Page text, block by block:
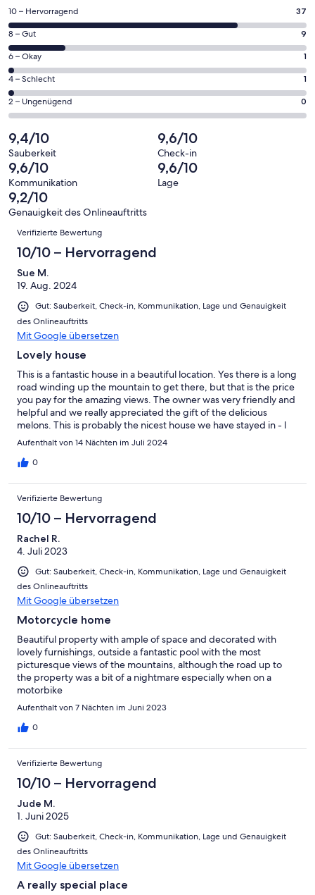
einem
neuen
Fenster
geöffnet
37
von
insgesamt
48
Gästebewertungen
haben
eine
Bewertung
von
10
-
Hervorragend
10 – Hervorragend 37
9
von
insgesamt
48
Gästebewertungen
haben
Bewertung
von
8
-
Gut
8 – Gut 9
1
von
insgesamt
48
Gästebewertungen
haben
eine
Bewertung
von
6
-
Okay
6 – Okay 1
1
von
insgesamt
Gästebewertungen
haben
eine
Bewertung
von
4
Schlecht
4 – Schlecht 1
0
von
insgesamt
48
Gästebewertungen
haben
eine
Bewertung
Ungenügend
2 – Ungenügend 0
9,4/10
Sauberkeit
9,6/10
Check-in
9,6/10
Kommunikation
9,6/10
Lage
9,2/10
Genauigkeit des Onlineauftritts
Bewertungen
Verifizierte Bewertung
10/10 – Hervorragend
Sue M.
19. Aug. 2024
Gut: Sauberkeit, Check-in, Kommunikation, Lage und Genauigkeit
des Onlineauftritts
Mit Google übersetzen
Lovely house
This is a fantastic house in a beautiful location. Yes there is a long
road winding up the mountain to get there, but that is the price
you pay for the amazing views. The owner was very friendly and
helpful and we really appreciated the gift of the delicious
melons. This is probably the nicest house we have stayed in - I
totally recommend it
Aufenthalt von 14 Nächten im Juli 2024
0
Verifizierte Bewertung
10/10 – Hervorragend
Rachel R.
4. Juli 2023
Gut: Sauberkeit, Check-in, Kommunikation, Lage und Genauigkeit
des Onlineauftritts
Mit Google übersetzen
Motorcycle home
Beautiful property with ample of space and decorated with
lovely furnishings, outside a fantastic pool with the most
picturesque views of the mountains, although the road up to
the property was a bit of a nightmare especially when on a
motorbike
Aufenthalt von 7 Nächten im Juni 2023
0
Verifizierte Bewertung
10/10 – Hervorragend
Jude M.
1. Juni 2025
Gut: Sauberkeit, Check-in, Kommunikation, Lage und Genauigkeit
des Onlineauftritts
Mit Google übersetzen
A really special place